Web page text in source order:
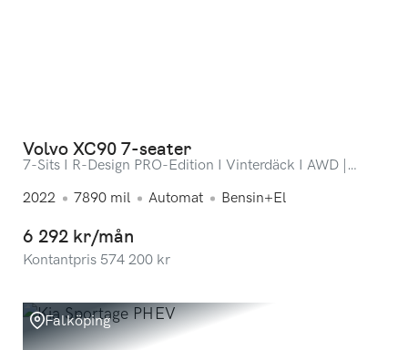
Volvo XC90 7-seater
7-Sits I R-Design PRO-Edition I Vinterdäck I AWD |
2022
7890 mil Automat Bensin+El
6 292 kr/mån
Kontantpris 574 200 kr
Falköping